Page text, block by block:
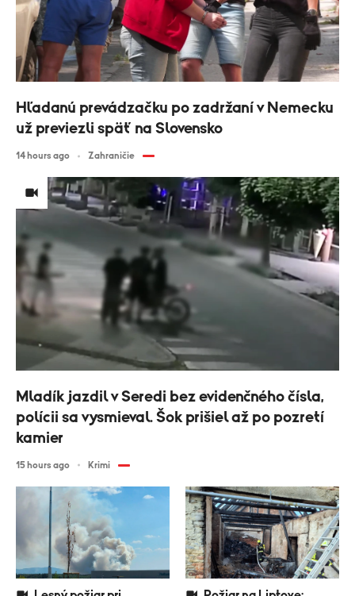
Hľadanú prevádzačku po zadržaní v Nemecku
už previezli späť na Slovensko
14 hours ago Zahraničie
Mladík jazdil v Seredi bez evidenčného čísla,
polícii sa vysmieval. Šok prišiel až po pozretí
kamier
15 hours ago Krimi